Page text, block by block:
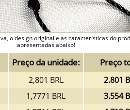
o design original e as características do
apresentadas abaixo!
Preço da unidade: Preço
2,801 BRL
2.801
1,7771 BRL
3.554